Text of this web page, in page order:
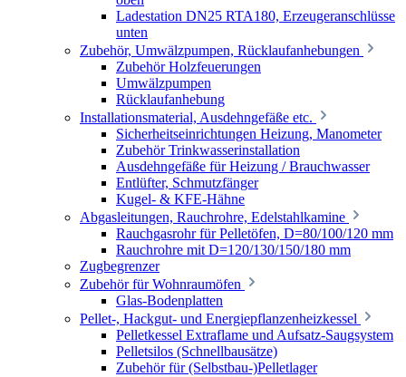
Ladestation DN25 RTA180, Erzeugeranschlüsse
unten
Zubehör, Umwälzpumpen, Rücklaufanhebungen
Zubehör Holzfeuerungen
Umwälzpumpen
Rücklaufanhebung
Installationsmaterial, Ausdehngefäße etc.
Sicherheitseinrichtungen Heizung, Manometer
Zubehör Trinkwasserinstallation
Ausdehngefäße für Heizung / Brauchwasser
Entlüfter, Schmutzfänger
Kugel- & KFE-Hähne
Abgasleitungen, Rauchrohre, Edelstahlkamine
Rauchgasrohr für Pelletöfen, D=80/100/120 mm
Rauchrohre mit D=120/130/150/180 mm
Zugbegrenzer
Zubehör für Wohnraumöfen
Glas-Bodenplatten
Pellet-, Hackgut- und Energiepflanzenheizkessel
Pelletkessel Extraflame und Aufsatz-Saugsystem
Pelletsilos (Schnellbausätze)
Zubehör für (Selbstbau-)Pelletlager